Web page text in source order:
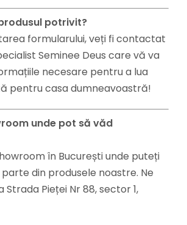
potrivit?
formularului, veți fi contactat
Seminee Deus care vă va
necesare pentru a lua
pentru casa dumneavoastră!
unde pot să văd
în București unde puteți
din produsele noastre. Ne
Strada Pieței Nr 88, sector 1,